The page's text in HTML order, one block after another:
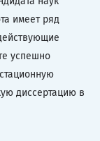
имеет ряд
успешно
диссертацию в